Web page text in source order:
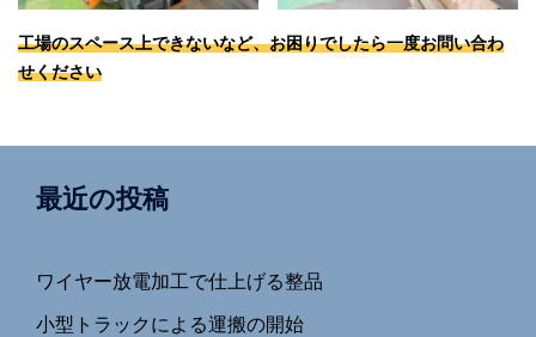
工場のスペース上できないなど、お困りでしたら一度お問い合わ
せください
最近の投稿
ワイヤー放電加工で仕上げる整品
小型トラックによる運搬の開始